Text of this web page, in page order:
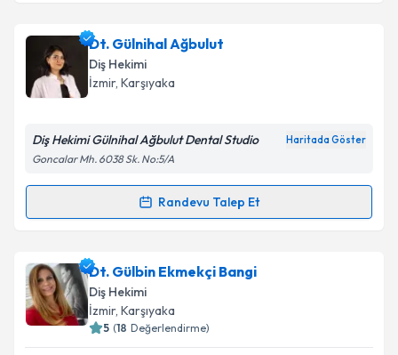
Takvim Talebini Gönder
Dt. Begüm Gürcan Koruiçin randevu takvimi talebi
oluşturun. Size bu uzmandan randevu almanız için bir
takvim hazırlandığında e-posta ile bilgilendireceğiz.
Kişisel verilerimin işlenmesine ilişkin
Metni'ni okudum ve kişisel verilerimin belirtilen
Takvim Talebini Gönder
Dt. Gülnihal Ağbulut
Diş Hekimi
İzmir, Karşıyaka
Diş Hekimi Gülnihal Ağbulut Dental Studio Haritada Göster
Goncalar Mh. 6038 Sk. No:5/A
Randevu Talep Et
Randevu Takvimi Talebi
Dt. Gülnihal Ağbulutiçin randevu takvimi talebi
oluşturun. Size bu uzmandan randevu almanız için bir
takvim hazırlandığında e-posta ile bilgilendireceğiz.
Dt. Gülbin Ekmekçi Bangi
Diş Hekimi
İzmir, Karşıyaka
5 (18 Değerlendirme)